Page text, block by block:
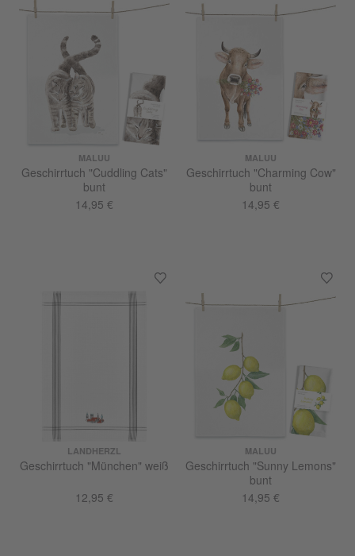
MALUU
Geschirrtuch "Cuddling Cats"
bunt
14,95 €
MALUU
Geschirrtuch "Charming Cow"
bunt
14,95 €
LANDHERZL
Geschirrtuch "München" weiß
12,95 €
MALUU
Geschirrtuch "Sunny Lemons"
bunt
14,95 €